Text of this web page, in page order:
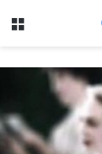
Menu